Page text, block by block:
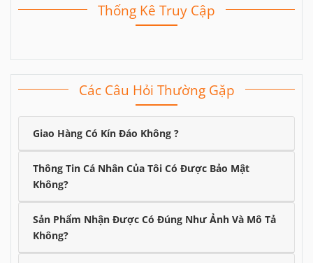
Thống Kê Truy Cập
Các Câu Hỏi Thường Gặp
Giao Hàng Có Kín Đáo Không ?
Thông Tin Cá Nhân Của Tôi Có Được Bảo Mật
Không?
Sản Phẩm Nhận Được Có Đúng Như Ảnh Và Mô Tả
Không?